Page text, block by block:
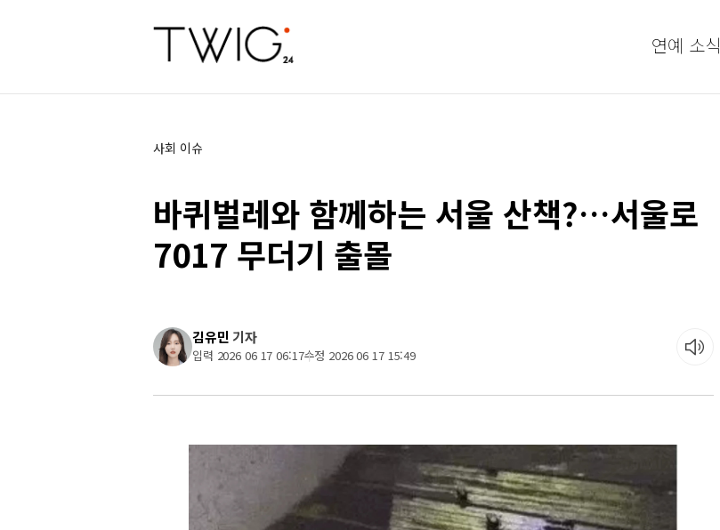
연예 소식
사회 이슈
바퀴벌레와 함께하는 서울 산책?…서울로
7017 무더기 출몰
김유민 기자
입력 2026 06 17 06:17수정 2026 06 17 15:49